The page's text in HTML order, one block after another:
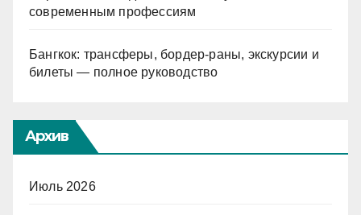
современным профессиям
Бангкок: трансферы, бордер-раны, экскурсии и
билеты — полное руководство
Архив
Июль 2026